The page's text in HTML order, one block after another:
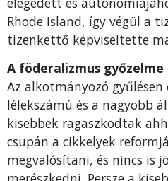
Rhode Island, így végül a
tizenkettő képviseltette
A föderalizmus győzelme
Az alkotmányozó
lélekszámú és a nagyobb
kisebbek ragaszkodtak
csupán a cikkelyek
megvalósítani, és nincs is